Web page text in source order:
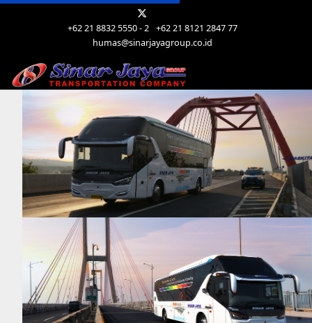
+62 21 8832 5550 - 2 +62 21 8121 2847 77
humas@sinarjayagroup.co.id